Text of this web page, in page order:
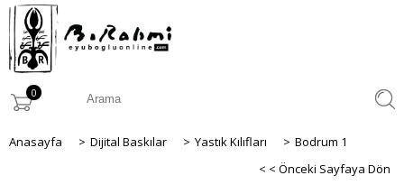
0
Anasayfa > Dijital Baskılar > Yastık Kılıfları > Bodrum 1
< < Önceki Sayfaya Dön